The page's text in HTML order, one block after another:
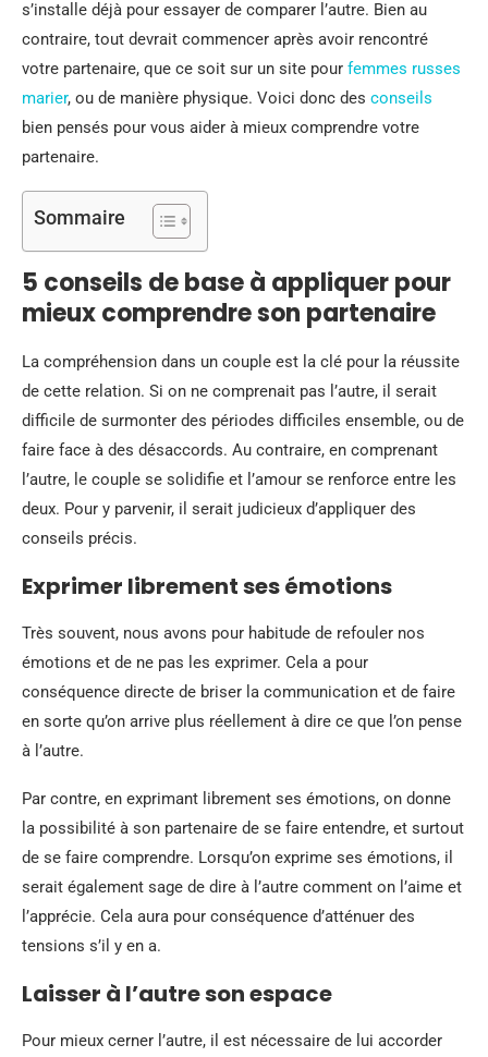
s’installe déjà pour essayer de comparer l’autre. Bien au
contraire, tout devrait commencer après avoir rencontré
votre partenaire, que ce soit sur un site pour femmes russes
marier, ou de manière physique. Voici donc des conseils
bien pensés pour vous aider à mieux comprendre votre
partenaire.
Sommaire
5 conseils de base à appliquer pour
mieux comprendre son partenaire
La compréhension dans un couple est la clé pour la réussite
de cette relation. Si on ne comprenait pas l’autre, il serait
difficile de surmonter des périodes difficiles ensemble, ou de
faire face à des désaccords. Au contraire, en comprenant
l’autre, le couple se solidifie et l’amour se renforce entre les
deux. Pour y parvenir, il serait judicieux d’appliquer des
conseils précis.
Exprimer librement ses émotions
Très souvent, nous avons pour habitude de refouler nos
émotions et de ne pas les exprimer. Cela a pour
conséquence directe de briser la communication et de faire
en sorte qu’on arrive plus réellement à dire ce que l’on pense
à l’autre.
Par contre, en exprimant librement ses émotions, on donne
la possibilité à son partenaire de se faire entendre, et surtout
de se faire comprendre. Lorsqu’on exprime ses émotions, il
serait également sage de dire à l’autre comment on l’aime et
l’apprécie. Cela aura pour conséquence d’atténuer des
tensions s’il y en a.
Laisser à l’autre son espace
Pour mieux cerner l’autre, il est nécessaire de lui accorder